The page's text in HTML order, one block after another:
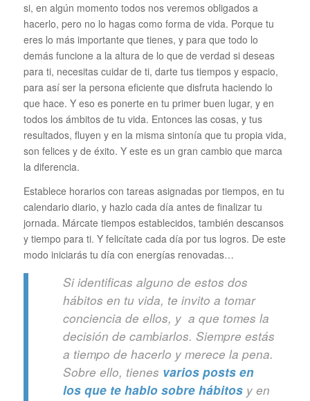
si, en algún momento todos nos veremos obligados a
hacerlo, pero no lo hagas como forma de vida. Porque tu
eres lo más importante que tienes, y para que todo lo
demás funcione a la altura de lo que de verdad si deseas
para ti, necesitas cuidar de ti, darte tus tiempos y espacio,
para así ser la persona eficiente que disfruta haciendo lo
que hace. Y eso es ponerte en tu primer buen lugar, y en
todos los ámbitos de tu vida. Entonces las cosas, y tus
resultados, fluyen y en la misma sintonía que tu propia vida,
son felices y de éxito. Y este es un gran cambio que marca
la diferencia.
Establece horarios con tareas asignadas por tiempos, en tu
calendario diario, y hazlo cada día antes de finalizar tu
jornada. Márcate tiempos establecidos, también descansos
y tiempo para ti. Y felicítate cada día por tus logros. De este
modo iniciarás tu día con energías renovadas…
Si identificas alguno de estos dos
hábitos en tu vida, te invito a tomar
conciencia de ellos, y a que tomes la
decisión de cambiarlos. Siempre estás
a tiempo de hacerlo y merece la pena.
Sobre ello, tienes varios posts en
los que te hablo sobre hábitosy en